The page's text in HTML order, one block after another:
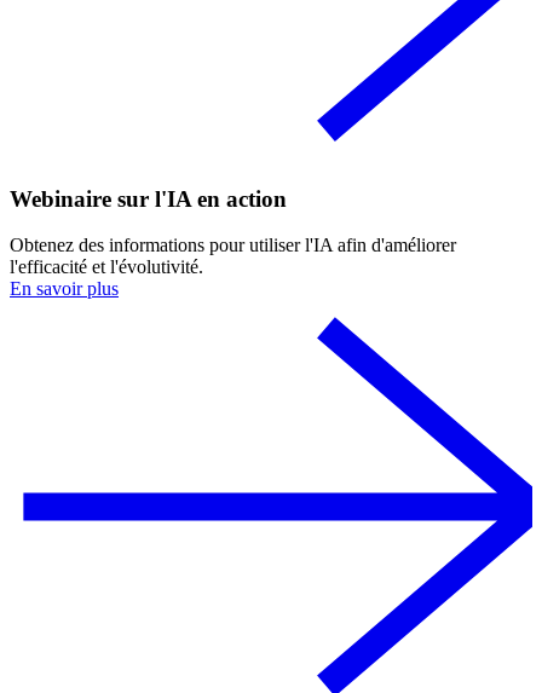
Webinaire sur l'IA en action
Obtenez des informations pour utiliser l'IA afin d'améliorer
l'efficacité et l'évolutivité.
En savoir plus